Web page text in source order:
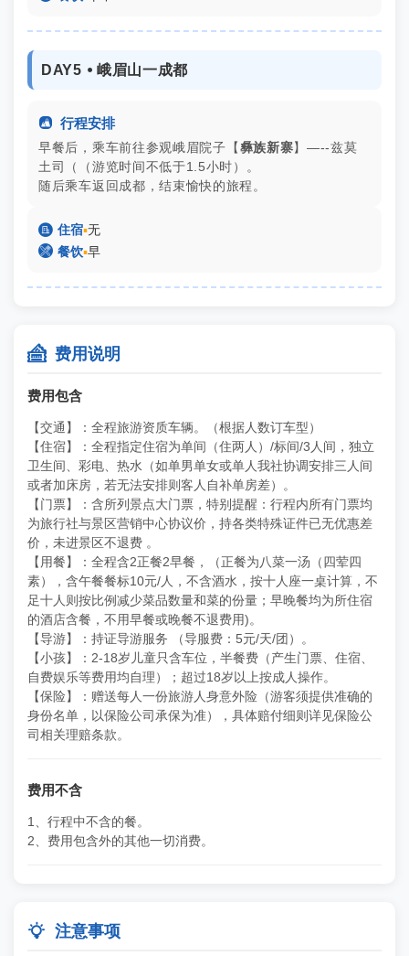
DAY5 ⦁ 峨眉山一成都
 行程安排
早餐后，乘车前往参观峨眉院子【彝族新寨】—--兹莫
土司（（游览时间不低于1.5小时）。
随后乘车返回成都，结束愉快的旅程。
 住宿▪无
 餐饮▪早
 费用说明
费用包含
【交通】：全程旅游资质车辆。（根据人数订车型）
【住宿】：全程指定住宿为单间（住两人）/标间/3人间，独立
卫生间、彩电、热水（如单男单女或单人我社协调安排三人间
或者加床房，若无法安排则客人自补单房差）。
【门票】：含所列景点大门票，特别提醒：行程内所有门票均
为旅行社与景区营销中心协议价，持各类特殊证件已无优惠差
价，未进景区不退费 。
【用餐】：全程含2正餐2早餐，（正餐为八菜一汤（四荤四
素），含午餐餐标10元/人，不含酒水，按十人座一桌计算，不
足十人则按比例减少菜品数量和菜的份量；早晚餐均为所住宿
的酒店含餐，不用早餐或晚餐不退费用)。
【导游】：持证导游服务 （导服费：5元/天/团）。
【小孩】：2-18岁儿童只含车位，半餐费（产生门票、住宿、
自费娱乐等费用均自理）；超过18岁以上按成人操作。
【保险】：赠送每人一份旅游人身意外险（游客须提供准确的
身份名单，以保险公司承保为准），具体赔付细则详见保险公
司相关理赔条款。
费用不含
1、行程中不含的餐。
2、费用包含外的其他一切消费。
 注意事项